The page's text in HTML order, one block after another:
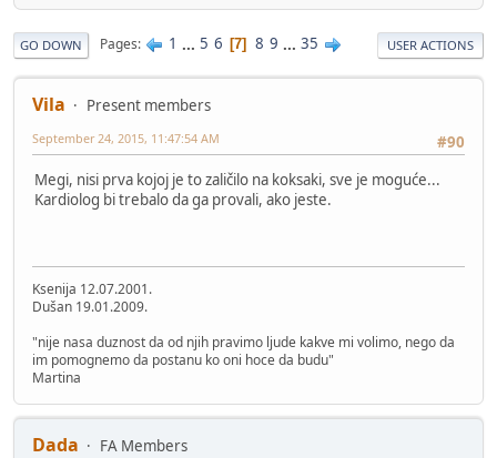
GO DOWN Pages 1 ... 5 6 7 8 9 ... 35 USER ACTIONS
Vila
Present members
#90
September 24, 2015, 11:47:54 AM
Megi, nisi prva kojoj je to zaličilo na koksaki, sve je moguće...
Kardiolog bi trebalo da ga provali, ako jeste.
Ksenija 12.07.2001.
Dušan 19.01.2009.
"nije nasa duznost da od njih pravimo ljude kakve mi volimo, nego da
im pomognemo da postanu ko oni hoce da budu"
Martina
Dada
FA Members